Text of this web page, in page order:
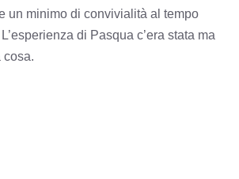
un minimo di convivialità al tempo
di Pasqua c’era stata ma
cosa.